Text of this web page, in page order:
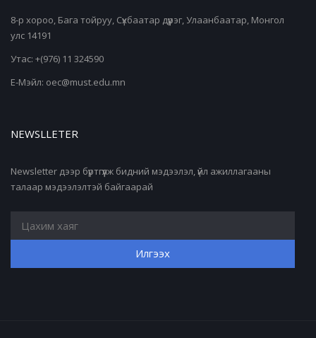
8-р хороо, Бага тойруу, Сүхбаатар дүүрэг, Улаанбаатар, Монгол
улс 14191
Утас: +(976) 11 324590
Е-Мэйл: oec@must.edu.mn
NEWSLLETER
Newsletter дээр бүртгүүлж бидний мэдээлэл, үйл ажиллагааны
талаар мэдээлэлтэй байгаарай